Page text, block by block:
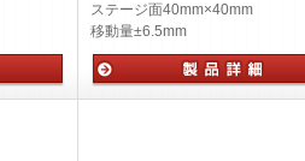
ステージ面40mm×40mm
移動量±6.5mm